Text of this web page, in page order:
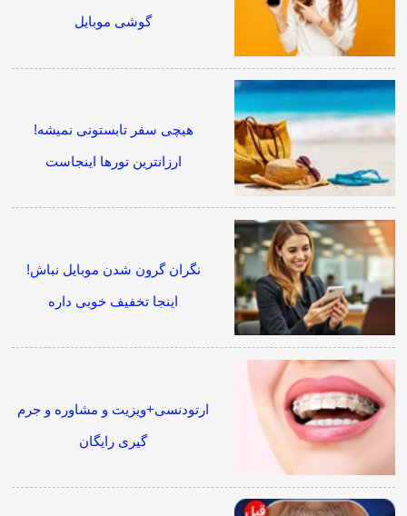
گوشی موبایل
هیچی سفر تابستونی نمیشه!
ارزانترین تورها اینجاست
نگران گرون شدن موبایل نباش!
اینجا تخفیف خوبی داره
ارتودنسی+ویزیت و مشاوره و جرم
گیری رایگان